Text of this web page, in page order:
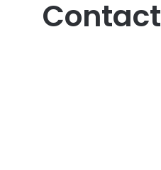
Contact